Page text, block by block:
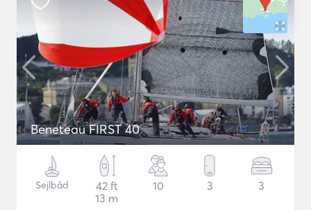
Beneteau FIRST 40
Sejlbåd
42 ft
13 m
10 3 3